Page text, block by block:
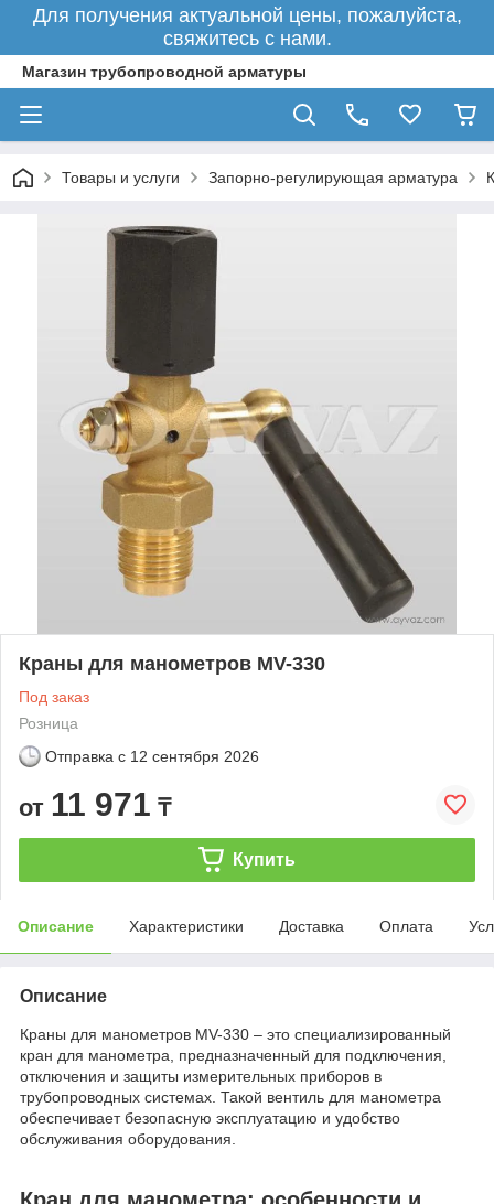
Для получения актуальной цены, пожалуйста,
свяжитесь с нами.
Магазин трубопроводной арматуры
Товары и услуги Запорно-регулирующая арматура
Краны для манометров MV-330
Под заказ
Розница
Отправка с 12 сентября 2026
от 11 971 ₸
Купить
Описание Характеристики Доставка Оплата
Описание
Краны для манометров MV-330 – это специализированный
кран для манометра, предназначенный для подключения,
отключения и защиты измерительных приборов в
трубопроводных системах. Такой вентиль для манометра
обеспечивает безопасную эксплуатацию и удобство
обслуживания оборудования.